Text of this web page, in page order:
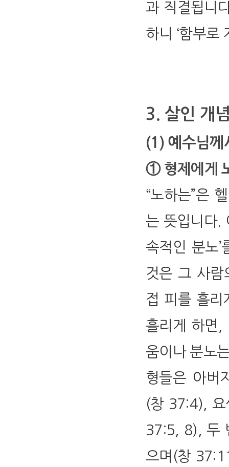
과 직결됩니
하니 ‘함부로
3. 살인 개
(1) 예수님
① 형제에게
“노하는”은
는 뜻입니다.
속적인 분노
것은 그 사
접 피를 흘리
흘리게 하면,
움이나 분노
형들은 아버
(창 37:4), 요
37:5, 8), 두
으며(창